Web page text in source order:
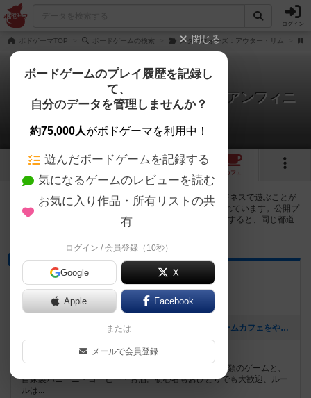
ログイン
ボドゲーマTOP ボードゲームの検索 スターウォーズ：アウター・リム
スターウォーズ：アウター・リム アンフィニ
ッシュドビジネス
1店のカフェ/スペースが提供中
1
カフェ
スターウォーズ：アウター・リム アンフィニッシュドビジネスで遊ぶことが
できるボードゲームカフェ・プレイスペースが1店登録されています。公開プ
ロフィールの都道府県が設定されたアカウントでログインすると、同じ都道
ボードゲームカフェ
Koma Board Game Cafe
石川県金沢市桜町22-28
[NEW] 金沢の真ん中で、アメリカ人が一人でボードゲームカフェをやっています（2026年07月30日 20時56分）
遊べるボードゲーム
93個
金沢の中心・桜町にあるボードゲームカフェ。約300種類のゲームと、
自家製パニーニ・コーヒー・お酒。初心者もおひとりでも大歓迎、ルー
ルは...
閉じる
ボードゲームのプレイ履歴を記録し
て、
自分のデータを管理しませんか？
約75,000人がボドゲーマを利用中！
遊んだボードゲームを記録する
気になるゲームのレビューを読む
お気に入り作品・所有リストの共
有
ログイン / 会員登録（10秒）
Google X
Apple Facebook
または
メールで会員登録